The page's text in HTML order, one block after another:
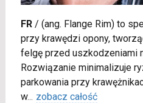
FR/ (ang. Flange Rim) to
przy krawędzi opony,
felgę przed uszkodzeniami
Rozwiązanie minimalizuje
parkowania przy
w... zobacz całość